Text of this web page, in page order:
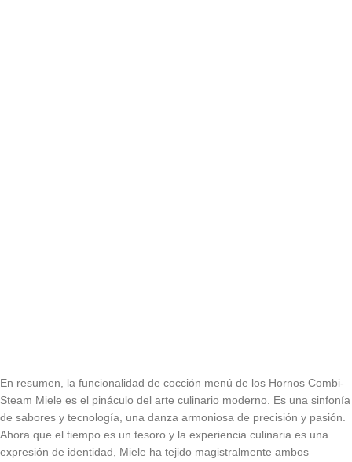
En resumen, la funcionalidad de cocción menú de los Hornos Combi-
Steam Miele es el pináculo del arte culinario moderno. Es una sinfonía
de sabores y tecnología, una danza armoniosa de precisión y pasión.
Ahora que el tiempo es un tesoro y la experiencia culinaria es una
expresión de identidad, Miele ha tejido magistralmente ambos